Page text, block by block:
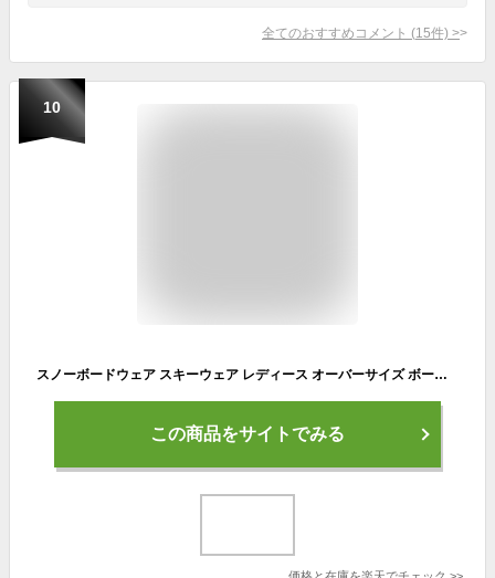
全てのおすすめコメント (15件) >
10
スノーボードウェア スキーウェア レディース オーバーサイズ ボードウェア スノボウェア 上下セット スノボ ウェア スノーボード スノボー スキー スノボーウェア スノーウェア ジャケット パンツ おしゃれ 激安 ROXY ロキシー RXS-CSET
この商品をサイトでみる